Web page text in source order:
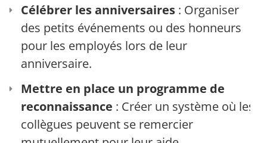
Célébrer les anniversaires : Organiser
des petits événements ou des honneurs
pour les employés lors de leur
anniversaire.
Mettre en place un programme de
reconnaissance : Créer un système où les
collègues peuvent se remercier